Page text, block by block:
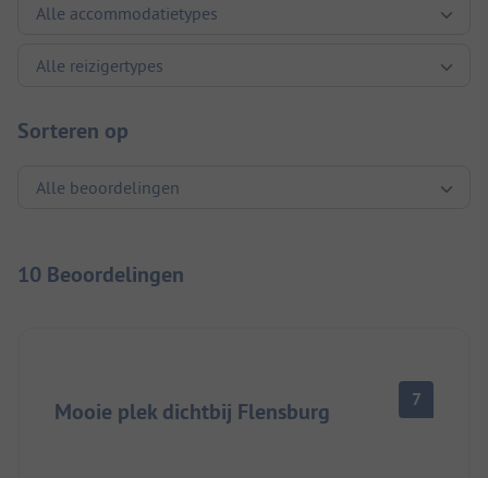
Sorteren op
10 Beoordelingen
Mooie plek dichtbij Flensburg 7